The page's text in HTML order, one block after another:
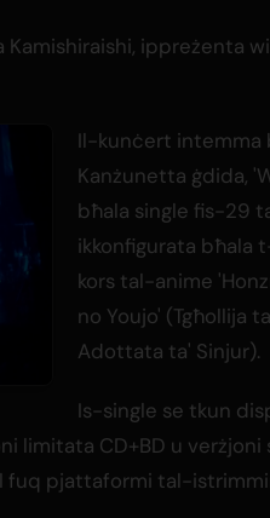
ippreżenta
Il-kunċert intemma
Kanżunetta ġdida,
bħala single fis-29
ikkonfigurata
kors tal-anime
no Youjo' (Tgħollija
Adottata ta' Sinjur).
Is-single se tkun
limitata CD+BD u verżjoni
fuq pjattaformi tal-